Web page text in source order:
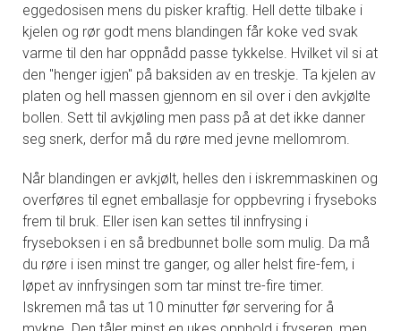
eggedosisen mens du pisker kraftig. Hell dette tilbake i
kjelen og rør godt mens blandingen får koke ved svak
varme til den har oppnådd passe tykkelse. Hvilket vil si at
den "henger igjen" på baksiden av en treskje. Ta kjelen av
platen og hell massen gjennom en sil over i den avkjølte
bollen. Sett til avkjøling men pass på at det ikke danner
seg snerk, derfor må du røre med jevne mellomrom.
Når blandingen er avkjølt, helles den i iskremmaskinen og
overføres til egnet emballasje for oppbevring i fryseboks
frem til bruk. Eller isen kan settes til innfrysing i
fryseboksen i en så bredbunnet bolle som mulig. Da må
du røre i isen minst tre ganger, og aller helst fire-fem, i
løpet av innfrysingen som tar minst tre-fire timer.
Iskremen må tas ut 10 minutter før servering for å